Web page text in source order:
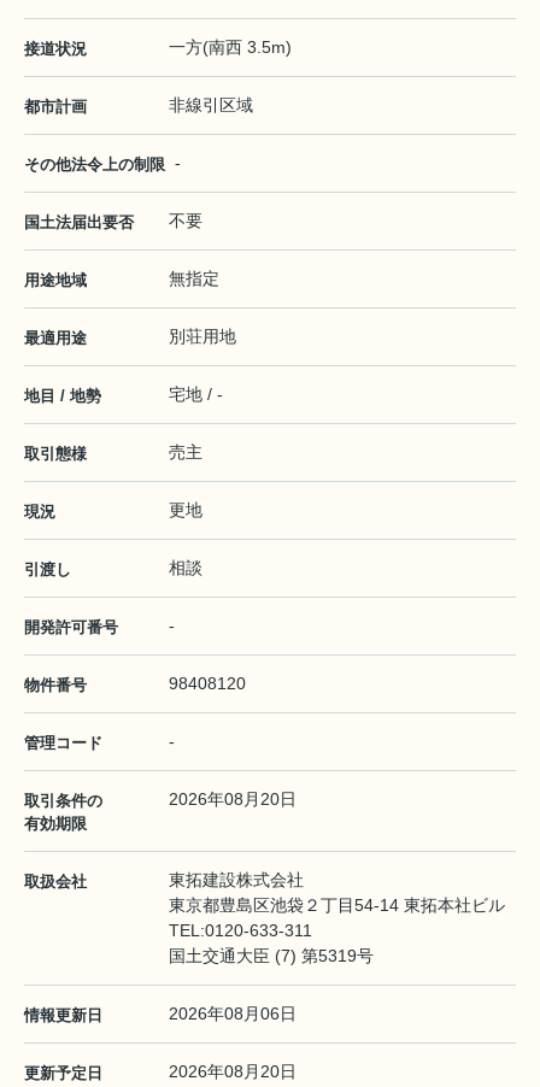
接道状況 一方(南西 3.5m)
都市計画 非線引区域
その他法令上の制限 -
国土法届出要否 不要
用途地域 無指定
最適用途 別荘用地
地目 / 地勢 宅地 / -
取引態様 売主
現況 更地
引渡し 相談
開発許可番号 -
物件番号 98408120
管理コード -
取引条件の
有効期限
2026年08月20日
取扱会社
東拓建設株式会社
東京都豊島区池袋２丁目54-14 東拓本社ビル
TEL:0120-633-311
国土交通大臣 (7) 第5319号
情報更新日 2026年08月06日
更新予定日 2026年08月20日